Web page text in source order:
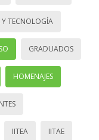
Y TECNOLOGÍA
GRADUADOS
HOMENAJES
IITEA IITAE